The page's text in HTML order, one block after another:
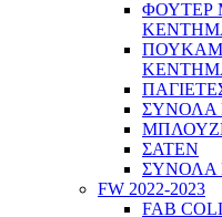
ΦΟΥΤΕΡ
ΣΥΝΟΛΑ
ΣΑΤΕΝ
ΣΥΝΟΛΑ
FW 2022-2023
FAB